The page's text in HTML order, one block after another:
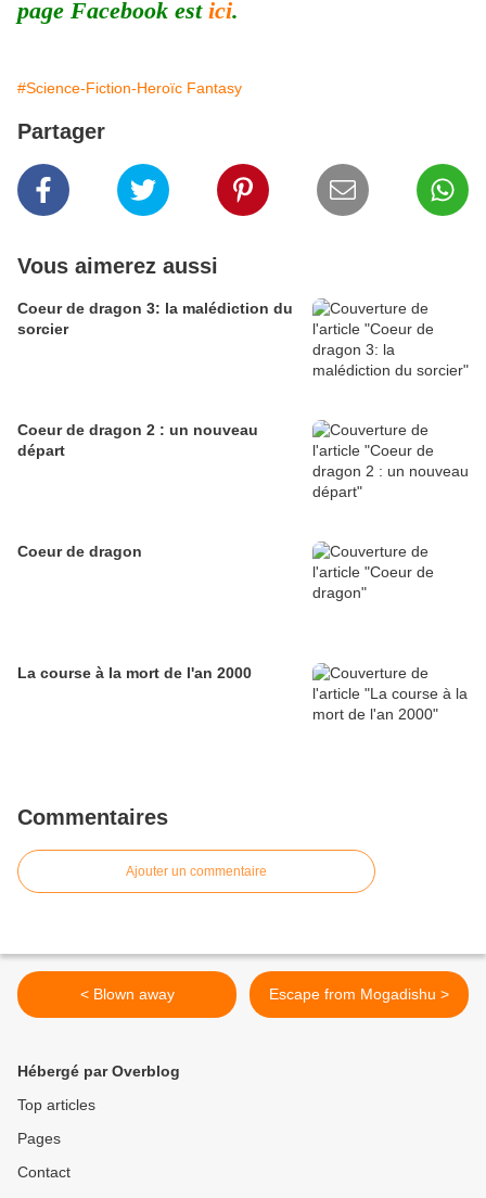
page Facebook est ici.
#Science-Fiction-Heroïc Fantasy
Partager
Vous aimerez aussi
Coeur de dragon 3: la malédiction du
sorcier
Coeur de dragon 2 : un nouveau
départ
Coeur de dragon
La course à la mort de l'an 2000
Commentaires
Ajouter un commentaire
< Blown away Escape from Mogadishu >
Hébergé par Overblog
Top articles
Pages
Contact